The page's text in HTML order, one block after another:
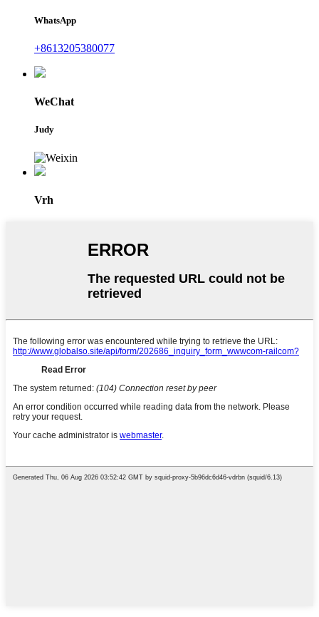
WhatsApp
+8613205380077
WeChat
Judy
Vrh